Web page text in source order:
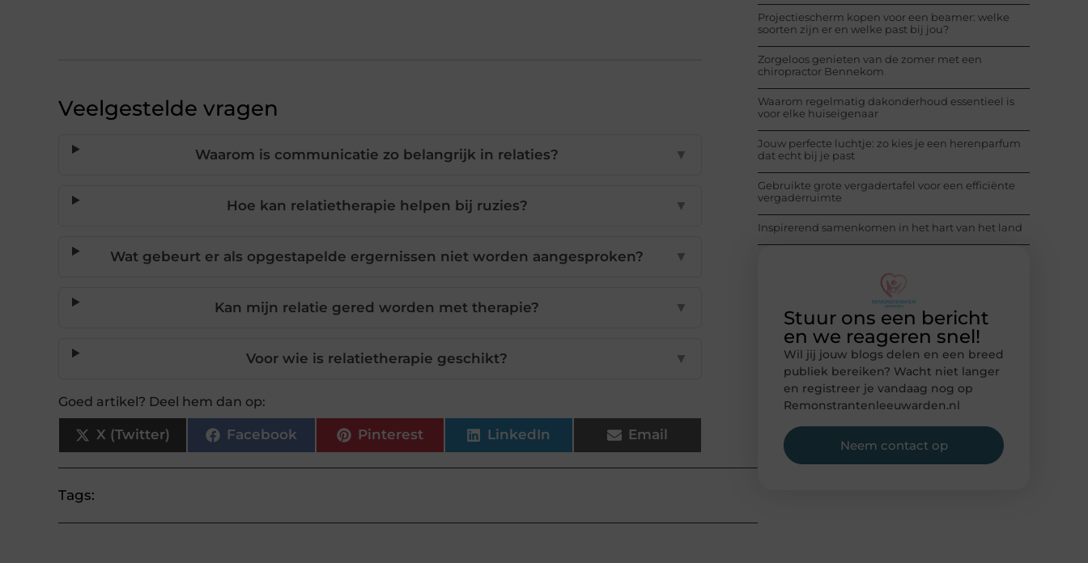
Veelgestelde vragen
Waarom is communicatie zo belangrijk in relaties? ▼
Hoe kan relatietherapie helpen bij ruzies? ▼
Wat gebeurt er als opgestapelde ergernissen niet worden aangesproken? ▼
Kan mijn relatie gered worden met therapie? ▼
Voor wie is relatietherapie geschikt? ▼
Goed artikel? Deel hem dan op:
X (Twitter) Facebook Pinterest LinkedIn Email
Tags:
Projectiescherm kopen voor een beamer: welke
soorten zijn er en welke past bij jou?
Zorgeloos genieten van de zomer met een
chiropractor Bennekom
Waarom regelmatig dakonderhoud essentieel is
voor elke huiseigenaar
Jouw perfecte luchtje: zo kies je een herenparfum
dat echt bij je past
Gebruikte grote vergadertafel voor een efficiënte
vergaderruimte
Inspirerend samenkomen in het hart van het land
Stuur ons een bericht
en we reageren snel!
Wil jij jouw blogs delen en een breed
publiek bereiken? Wacht niet langer
en registreer je vandaag nog op
Remonstrantenleeuwarden.nl
Neem contact op